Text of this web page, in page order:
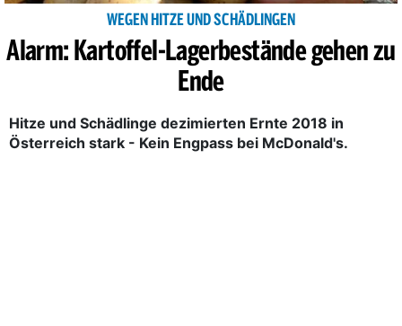
WEGEN HITZE UND SCHÄDLINGEN
Alarm: Kartoffel-Lagerbestände gehen zu
Ende
Hitze und Schädlinge dezimierten Ernte 2018 in
Österreich stark - Kein Engpass bei McDonald's.